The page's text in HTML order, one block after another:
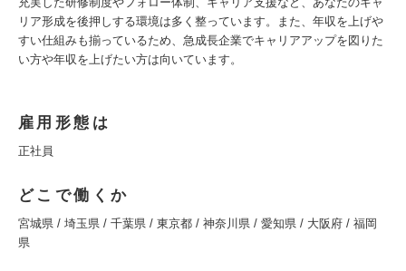
リア形成を後押しする環境は多く整っています。また、年収を上げや
すい仕組みも揃っているため、急成長企業でキャリアアップを図りた
い方や年収を上げたい方は向いています。
雇用形態は
正社員
どこで働くか
宮城県 / 埼玉県 / 千葉県 / 東京都 / 神奈川県 / 愛知県 / 大阪府 / 福岡
県